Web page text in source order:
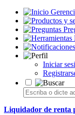
Iniciar
Liquidador de renta